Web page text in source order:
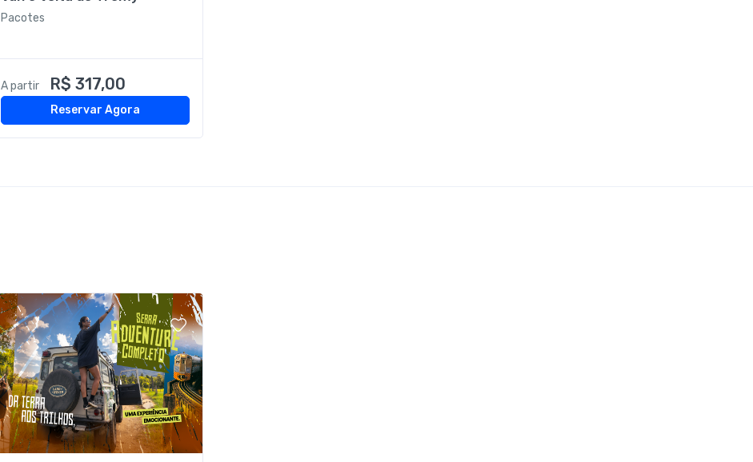
Pacotes
A partir R$ 317,00
Reservar Agora